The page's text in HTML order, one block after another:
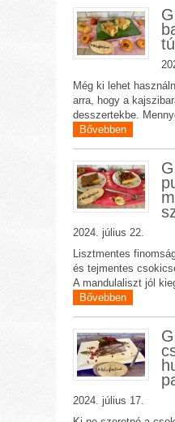
Még ki lehet
arra, hogy a
desszertekbe.
Bővebben
2024. július 22.
Lisztmentes
és tejmentes
A mandulaliszt jól
Bővebben
2024. július 17.